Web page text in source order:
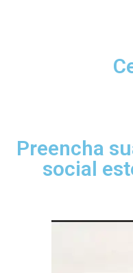
Preencha
social